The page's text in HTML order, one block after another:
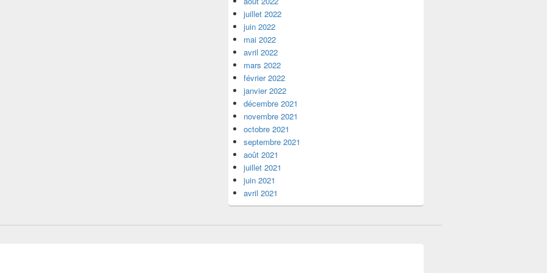
juillet 2022
juin 2022
mai 2022
avril 2022
mars 2022
février 2022
janvier 2022
décembre 2021
novembre 2021
octobre 2021
septembre 2021
août 2021
juillet 2021
juin 2021
avril 2021